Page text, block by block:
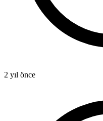
2 yıl önce